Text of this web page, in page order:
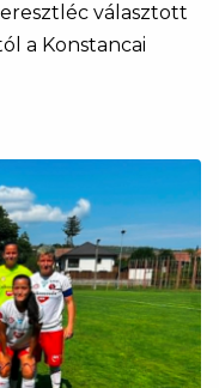
választott
a Konstancai